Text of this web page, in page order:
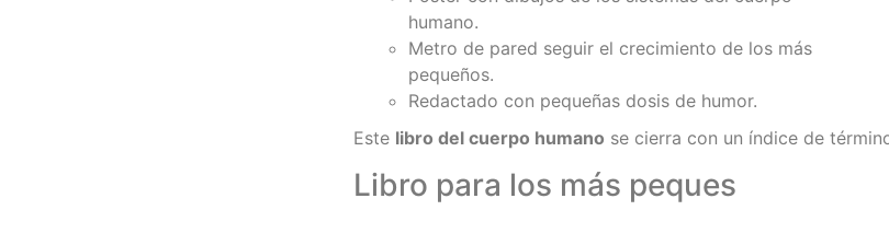
humano.
Metro de pared seguir el crecimiento de los más
pequeños.
Redactado con pequeñas dosis de humor.
Este libro del cuerpo humano se cierra con un índice de
Libro para los más peques